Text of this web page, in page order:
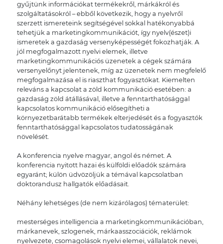
gyűjtünk információkat termékekről, márkákról és
szolgáltatásokról – ebből következik, hogy a nyelvről
szerzett ismereteink segítségével sokkal hatékonyabbá
tehetjük a marketingkommunikációt, így nyelv(észet)i
ismeretek a gazdaság versenyképességét fokozhatják. A
jól megfogalmazott nyelvi elemek, illetve
marketingkommunikációs üzenetek a cégek számára
versenyelőnyt jelentenek, míg az üzenetek nem megfelelő
megfogalmazása el is riaszthat fogyasztókat. Kiemelten
releváns a kapcsolat a zöld kommunikáció esetében: a
gazdaság zöld átállásával, illetve a fenntarthatósággal
kapcsolatos kommunikáció elősegítheti a
környezetbarátabb termékek elterjedését és a fogyasztók
fenntarthatósággal kapcsolatos tudatosságának
növelését.
A konferencia nyelve magyar, angol és német. A
konferencia nyitott hazai és külföldi előadók számára
egyaránt; külön üdvözöljük a témával kapcsolatban
doktorandusz hallgatók előadásait.
Néhány lehetséges (de nem kizárólagos) tématerület:
mesterséges intelligencia a marketingkommunikációban,
márkanevek, szlogenek, márkaasszociációk, reklámok
nyelvezete, csomagolások nyelvi elemei, vállalatok nevei,